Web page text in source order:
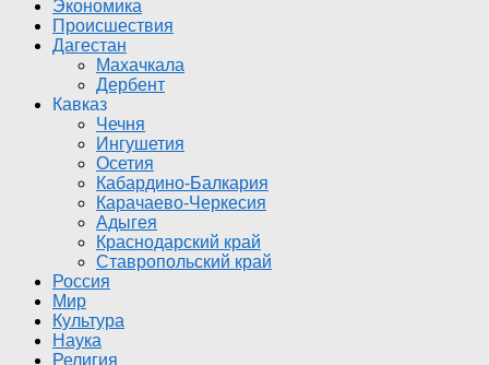
Экономика
Происшествия
Дагестан
Махачкала
Дербент
Кавказ
Чечня
Ингушетия
Осетия
Кабардино-Балкария
Карачаево-Черкесия
Адыгея
Краснодарский край
Ставропольский край
Россия
Мир
Культура
Наука
Религия